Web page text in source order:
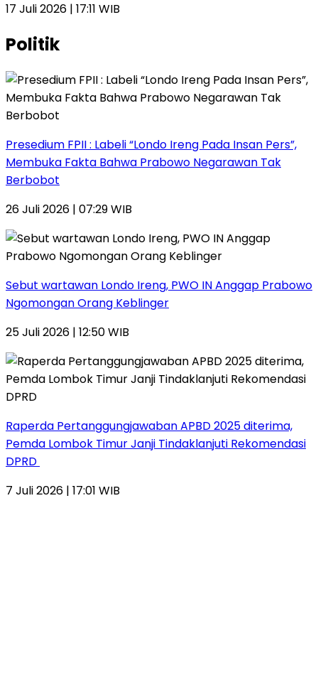
17 Juli 2026 | 17:11 WIB
Politik
Presedium FPII : Labeli “Londo Ireng Pada Insan Pers”,
Membuka Fakta Bahwa Prabowo Negarawan Tak
Berbobot
26 Juli 2026 | 07:29 WIB
Sebut wartawan Londo Ireng, PWO IN Anggap Prabowo
Ngomongan Orang Keblinger
25 Juli 2026 | 12:50 WIB
Raperda Pertanggungjawaban APBD 2025 diterima,
Pemda Lombok Timur Janji Tindaklanjuti Rekomendasi
DPRD
7 Juli 2026 | 17:01 WIB